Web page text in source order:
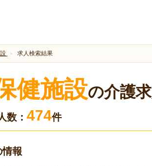
求人検索結果
健施設の介護
数： 474件
報